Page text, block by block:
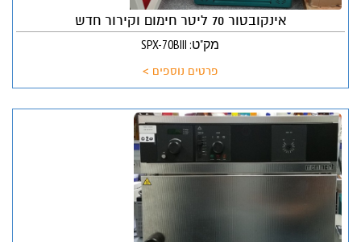
אינקובטור 70 ליטר חימום וקירור חדש
מק"ט: SPX-70BIII
פרטים נוספים >